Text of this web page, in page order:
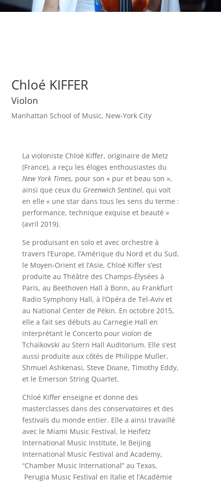
Chloé KIFFER
Violon
Manhattan School of Music, New-York City
La violoniste Chloé Kiffer, originaire de Metz
(France), a reçu les éloges enthousiastes du
New York Times, pour son « pur et beau son »,
ainsi que ceux du Greenwich Sentinel, qui voit
en elle « une star dans tous les sens du terme :
performance, technique exquise et beauté »
(avril 2019).
Se produisant en solo et avec orchestre à
travers l’Europe, l’Amérique du Nord et du Sud,
le Moyen-Orient et l’Asie, Chloé Kiffer s’est
produite au Théâtre des Champs-Élysées à
Paris, au Beethoven Hall à Bonn, au Frankfurt
Radio Symphony Hall, à l’Opéra de Tel-Aviv et
au National Center de Pékin. En octobre 2015,
elle a fait ses débuts au Carnegie Hall en
interprétant le Concerto pour violon de
Tchaïkovski au Stern Hall Auditorium. Elle s’est
aussi produite aux côtés de Philippe Muller,
Shmuel Ashkenasi, Steve Doane, Timothy Eddy,
et le Emerson String Quartet.
Chloé Kiffer enseigne et donne des
masterclasses dans des conservatoires et des
festivals du monde entier. Elle a ainsi travaillé
avec le Miami Music Festival, le Heifetz
International Music Institute, le Beijing
International Music Festival and Academy,
“Chamber Music International” au Texas,
Perugia Music Festival en Italie et l’Académie